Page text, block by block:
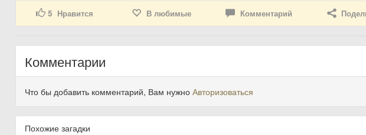
5 Нравится В любимые Комментарий
Комментарии
Что бы добавить комментарий, Вам нужноАвторизоваться
Похожие загадки